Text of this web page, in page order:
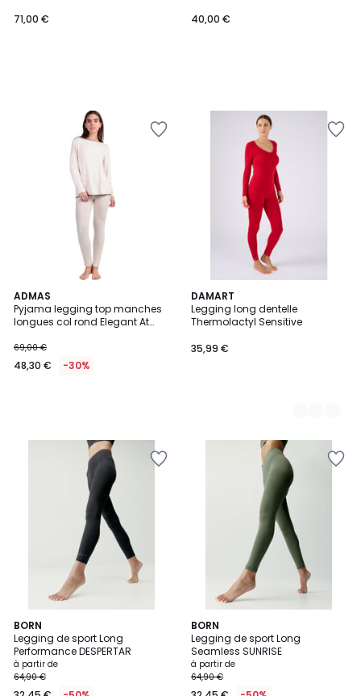
71,00 €
40,00 €
ADMAS
Pyjama legging top manches
longues col rond Elegant At
69,00 €
48,30 € -30%
DAMART
Legging long dentelle
Thermolactyl Sensitive
35,99 €
4
Couleurs
BORN
Legging de sport Long
Performance DESPERTAR
à partir de
64,90 €
3
Couleurs
BORN
Legging de sport Long
Seamless SUNRISE
à partir de
64,90 €
2
Couleurs